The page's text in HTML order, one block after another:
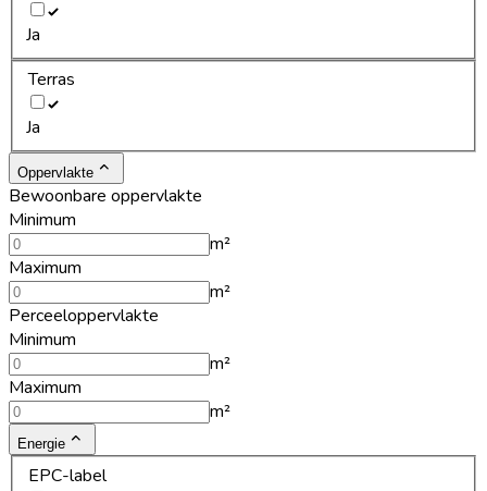
Ja
Terras
Ja
Oppervlakte
Bewoonbare oppervlakte
Minimum
m²
Maximum
m²
Perceeloppervlakte
Minimum
m²
Maximum
m²
Energie
EPC-label